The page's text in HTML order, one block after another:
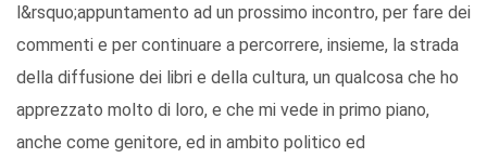
l&rsquo;appuntamento ad un prossimo incontro, per fare dei
commenti e per continuare a percorrere, insieme, la strada
della diffusione dei libri e della cultura, un qualcosa che ho
apprezzato molto di loro, e che mi vede in primo piano,
anche come genitore, ed in ambito politico ed